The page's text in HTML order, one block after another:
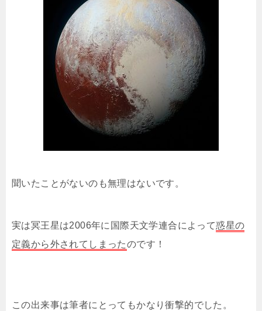
聞いたことがないのも無理はないです。
実は冥王星は2006年に国際天文学連合によって惑星の
定義から外されてしまったのです！
この出来事は筆者にとってもかなり衝撃的でした。